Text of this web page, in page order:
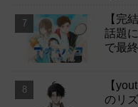
【完
話題
で最
【
のリ